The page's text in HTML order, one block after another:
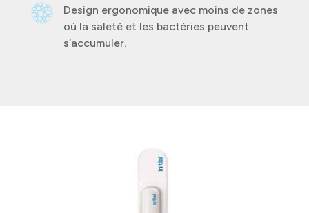
Design ergonomique avec moins de zones
où la saleté et les bactéries peuvent
s’accumuler.